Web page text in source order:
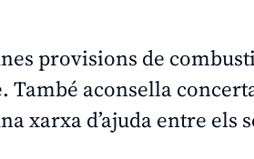
provisions de
També aconsella
xarxa d’ajuda entre els